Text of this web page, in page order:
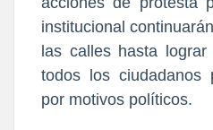
institucional
las calles hasta
todos los ciudadanos
por motivos políticos.